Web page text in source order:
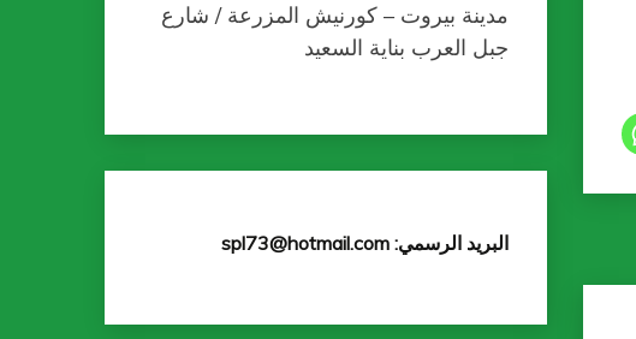
مدينة بيروت – كورنيش المزرعة / شارع
جبل العرب بناية السعيد
البريد الرسمي: spl73@hotmail.com